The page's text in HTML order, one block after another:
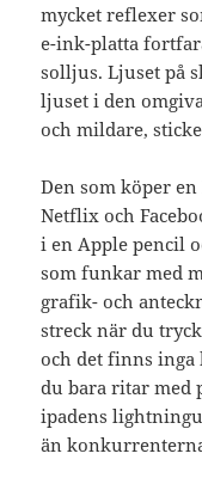
mycket reflexer
e-ink-platta
solljus. Ljuset på
ljuset i den
och mildare,
Den som köper
Netflix och
i en Apple pencil
som funkar med
grafik- och
streck när du
och det finns inga
du bara ritar med
ipadens
än